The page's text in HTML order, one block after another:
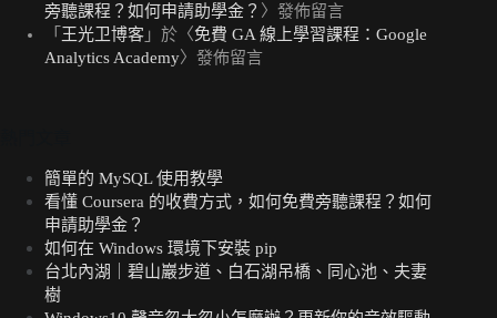
旁聽課程？如何申請助學金？ 〉發佈留言
「 王光卫博客 」於〈免費 GA 線上學習課程：Google
Analytics Academy〉發佈留言
簡單的 MySQL 使用教學
看懂 Coursera 的收費方式，如何免費旁聽課程？如何
申請助學金？
如何在 Windows 環境下安裝 pip
台北內湖｜碧山巖步道、白石湖吊橋、同心池、夫妻
樹